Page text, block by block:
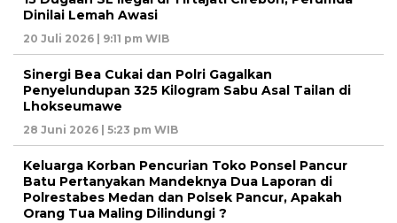
Dinilai Lemah Awasi
20 Juli 2026 | 9:11 pm WIB
Sinergi Bea Cukai dan Polri Gagalkan
Penyelundupan 325 Kilogram Sabu Asal Tailan di
Lhokseumawe
28 Juni 2026 | 5:23 pm WIB
Keluarga Korban Pencurian Toko Ponsel Pancur
Batu Pertanyakan Mandeknya Dua Laporan di
Polrestabes Medan dan Polsek Pancur, Apakah
Orang Tua Maling Dilindungi ?